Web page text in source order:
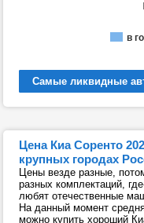
в
Самые ликвидные
Цена Киа Соренто
крупных городах
Цены везде разные,
разных комплектаций,
любят отечественные
На данный момент
можно купить хороший